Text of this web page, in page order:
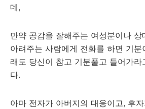
데,
만약 공감을 잘해주는 여성분이나 상
아려주는 사람에게 전화를 하면 기
래도 당신이 참고 기분풀고 들어가라
다.
아마 전자가 아버지의 대응이고, 후